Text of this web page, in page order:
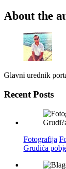
About the
Glavni urednik
Recent Posts
Fotografija
Grudića